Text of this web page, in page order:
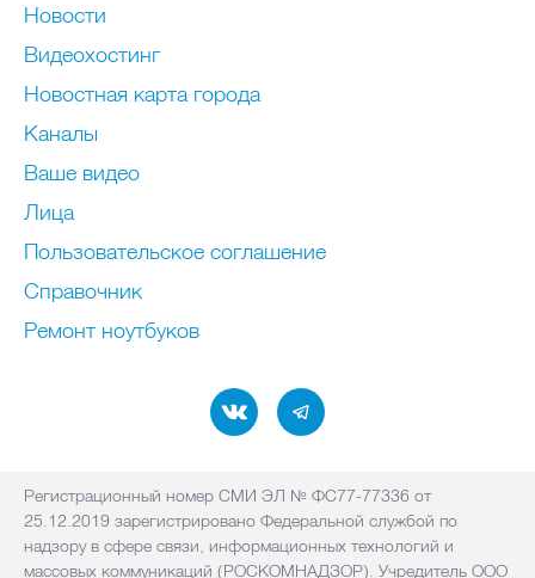
Новости
Видеохостинг
Новостная карта города
Каналы
Ваше видео
Лица
Пользовательское соглашение
Справочник
Ремонт нoутбуков
Регистрационный номер СМИ ЭЛ № ФС77-77336 от
25.12.2019 зарегистрировано Федеральной службой по
надзору в сфере связи, информационных технологий и
массовых коммуникаций (РОСКОМНАДЗОР). Учредитель ООО